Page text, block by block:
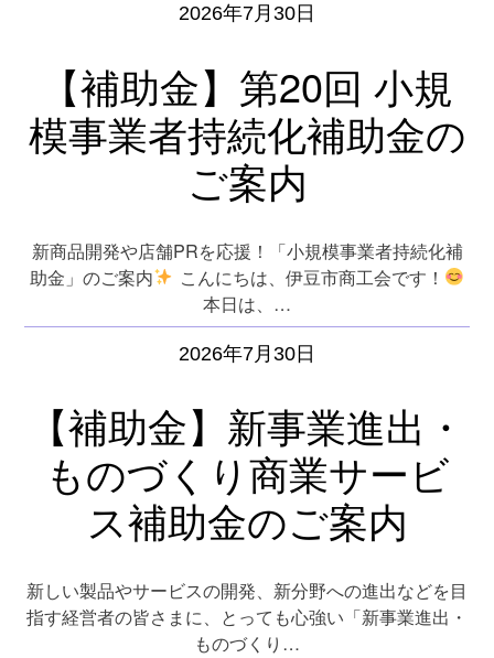
2026年7月30日
【補助金】第20回 小規
模事業者持続化補助金の
ご案内
新商品開発や店舗PRを応援！「小規模事業者持続化補
助金」のご案内
こんにちは、伊豆市商工会です！
本日は、…
2026年7月30日
【補助金】新事業進出・
ものづくり商業サービ
ス補助金のご案内
新しい製品やサービスの開発、新分野への進出などを目
指す経営者の皆さまに、とっても心強い「新事業進出・
ものづくり…